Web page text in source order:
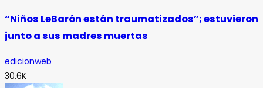
“Niños LeBarón están traumatizados”; estuvieron
junto a sus madres muertas
edicionweb
30.6K